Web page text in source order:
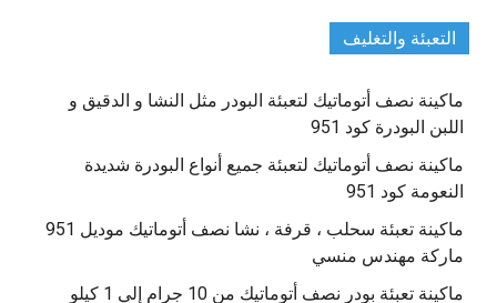
التعبئة والتغليف
ماكينة نصف أتوماتيك لتعبئة البودر مثل النشا و الدقيق و
اللبن البودرة كود 951
ماكينة نصف أتوماتيك لتعبئة جميع أنواع البودرة شديدة
النعومة كود 951
ماكينة تعبئة سحلب ، قرفة ، نشا نصف أتوماتيك موديل 951
ماركة مهندس منسي
ماكينة تعبئة بودر نصف أتوماتيك من 10 جرام إلي 1 كيلو